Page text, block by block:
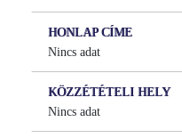
HONLAP CÍME
Nincs adat
KÖZZÉTÉTELI HELY
Nincs adat